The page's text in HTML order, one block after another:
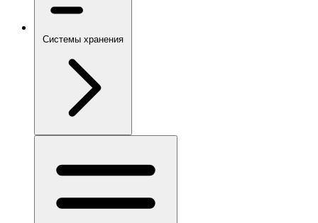
Системы хранения